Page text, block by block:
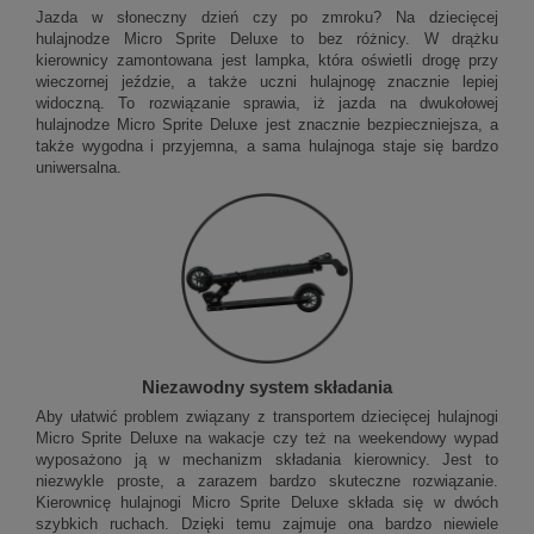
Jazda w słoneczny dzień czy po zmroku? Na dziecięcej
hulajnodze Micro Sprite Deluxe to bez różnicy. W drążku
kierownicy zamontowana jest lampka, która oświetli drogę przy
wieczornej jeździe, a także uczni hulajnogę znacznie lepiej
widoczną. To rozwiązanie sprawia, iż jazda na dwukołowej
hulajnodze Micro Sprite Deluxe jest znacznie bezpieczniejsza, a
także wygodna i przyjemna, a sama hulajnoga staje się bardzo
uniwersalna.
Niezawodny system składania
Aby ułatwić problem związany z transportem dziecięcej hulajnogi
Micro Sprite Deluxe na wakacje czy też na weekendowy wypad
wyposażono ją w mechanizm składania kierownicy. Jest to
niezwykle proste, a zarazem bardzo skuteczne rozwiązanie.
Kierownicę hulajnogi Micro Sprite Deluxe składa się w dwóch
szybkich ruchach. Dzięki temu zajmuje ona bardzo niewiele